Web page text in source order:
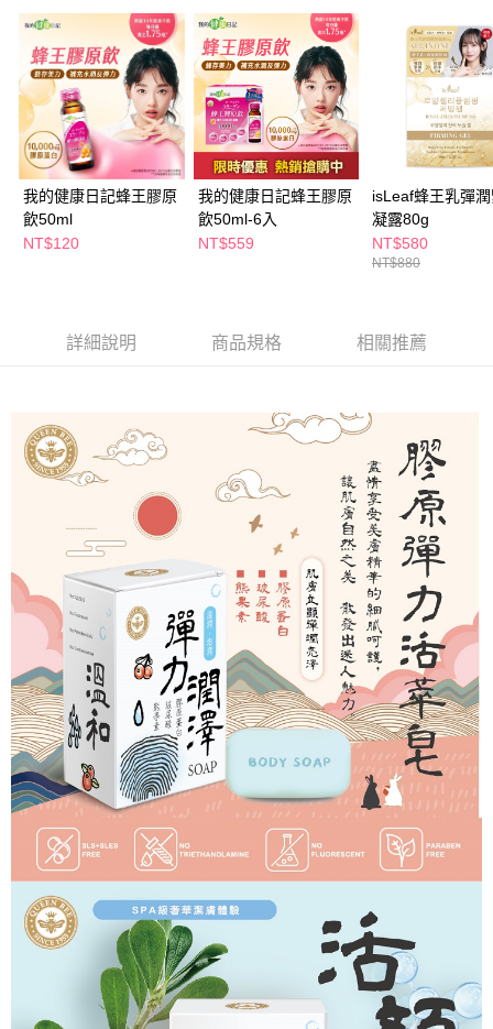
３．收到繳費通知簡訊後14天內，點擊此簡訊中的連結，可透過四大超商／
ATM／網路銀行／等多元方式進行付款，方視為交易完成。
※ 請注意：結帳手續完成當下不需立刻繳費，但若您需要取消訂單，請聯絡
購買商品的店家。未經商家同意取消之訂單仍視為有效，需透過AFTEE先享
後付繳納相關費用。
※ 交易是否成功請以「AFTEE先享後付 」之結帳頁面顯示為準，若有關於
是否繳費成功／繳費後需取消欲退款等相關疑問，請聯繫「AFTEE先享後付
客戶支援中心」
https://netprotections.freshdesk.com/support/home
【注意事項】
１．透過由恩沛科技股份有限公司提供之「AFTEE先享後付」服務完成之交
易，需依本服務之必要範圍內提供個人資料，並將交易相關給付款項請求債
權轉讓予恩沛科技股份有限公司。
「AFTEE先享後付」，若未經同意申辦者引起之損失，本公司不負相關責
５．嚴禁一人註冊多個帳號或使用他人資訊註冊。若發現惡意使用之情形，
恩沛科技股份有限公司將有權停止該用戶之使用額度並採取法律行動。
萊爾富取貨付款
每筆NT$65，滿NT$490(含以上)免運費
付款後萊爾富取貨
每筆NT$65，滿NT$490(含以上)免運費
7-11取貨付款
每筆NT$65，滿NT$490(含以上)免運費
付款後7-11取貨
每筆NT$100，滿NT$790(含以上)免運費
每筆NT$80，滿NT$290(含以上)免運費
我的健康日記蜂王膠原
飲50ml
NT$120
我的健康日記蜂王膠原
飲50ml-6入
NT$559
isLeaf蜂王乳彈
凝露80g
NT$580
NT$880
詳細說明 商品規格 相關推薦